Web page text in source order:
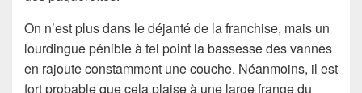
On n’est plus dans le déjanté de la franchise, mais un
lourdingue pénible à tel point la bassesse des vannes
en rajoute constamment une couche. Néanmoins, il est
fort probable que cela plaise à une large frange du